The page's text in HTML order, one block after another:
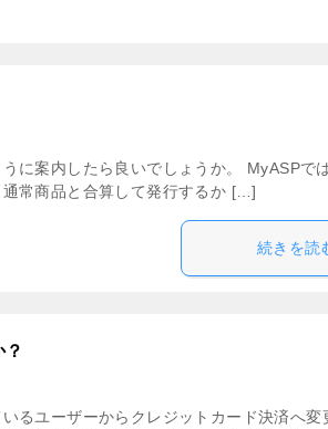
に案内したら良いでしょうか。 MyASPで
常商品と合算して発行するか […]
続きを読
るユーザーからクレジットカード決済へ変